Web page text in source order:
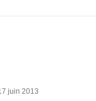
juin 2013